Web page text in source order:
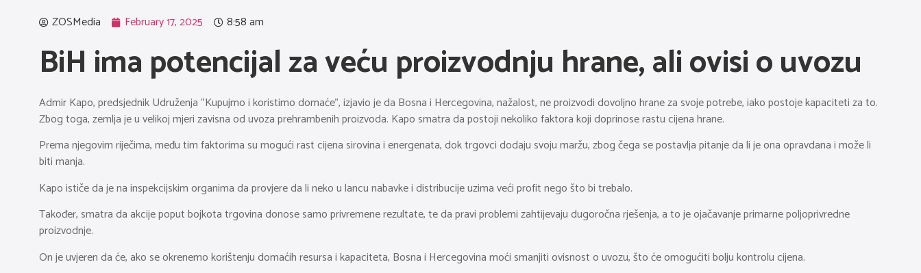
ZOSMedia February 17, 2025 8:58 am
BiH ima potencijal za veću proizvodnju hrane, ali ovisi o uvozu
Admir Kapo, predsjednik Udruženja “Kupujmo i koristimo domaće”, izjavio je da Bosna i Hercegovina, nažalost, ne proizvodi dovoljno hrane za svoje potrebe, iako postoje kapaciteti za to.
Zbog toga, zemlja je u velikoj mjeri zavisna od uvoza prehrambenih proizvoda. Kapo smatra da postoji nekoliko faktora koji doprinose rastu cijena hrane.
Prema njegovim riječima, među tim faktorima su mogući rast cijena sirovina i energenata, dok trgovci dodaju svoju maržu, zbog čega se postavlja pitanje da li je ona opravdana i može li
biti manja.
Kapo ističe da je na inspekcijskim organima da provjere da li neko u lancu nabavke i distribucije uzima veći profit nego što bi trebalo.
Također, smatra da akcije poput bojkota trgovina donose samo privremene rezultate, te da pravi problemi zahtijevaju dugoročna rješenja, a to je ojačavanje primarne poljoprivredne
proizvodnje.
On je uvjeren da će, ako se okrenemo korištenju domaćih resursa i kapaciteta, Bosna i Hercegovina moći smanjiti ovisnost o uvozu, što će omogućiti bolju kontrolu cijena.